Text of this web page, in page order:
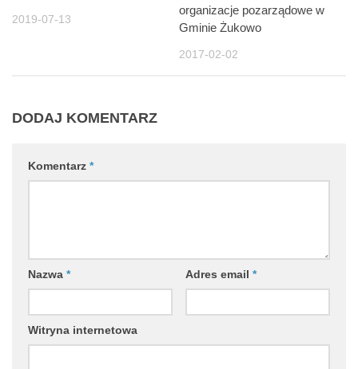
2019-07-13
organizacje pozarządowe w
Gminie Żukowo
2017-02-02
DODAJ KOMENTARZ
Komentarz *
Nazwa * Adres email *
Witryna internetowa